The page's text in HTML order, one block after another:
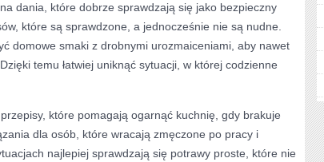
dania, które dobrze sprawdzają się jako bezpieczny
które są sprawdzone, a jednocześnie nie są nudne.
domowe smaki z drobnymi urozmaiceniami, aby nawet
temu łatwiej uniknąć sytuacji, w której codzienne
które pomagają ogarnąć kuchnię, gdy brakuje
dla osób, które wracają zmęczone po pracy i
najlepiej sprawdzają się potrawy proste, które nie